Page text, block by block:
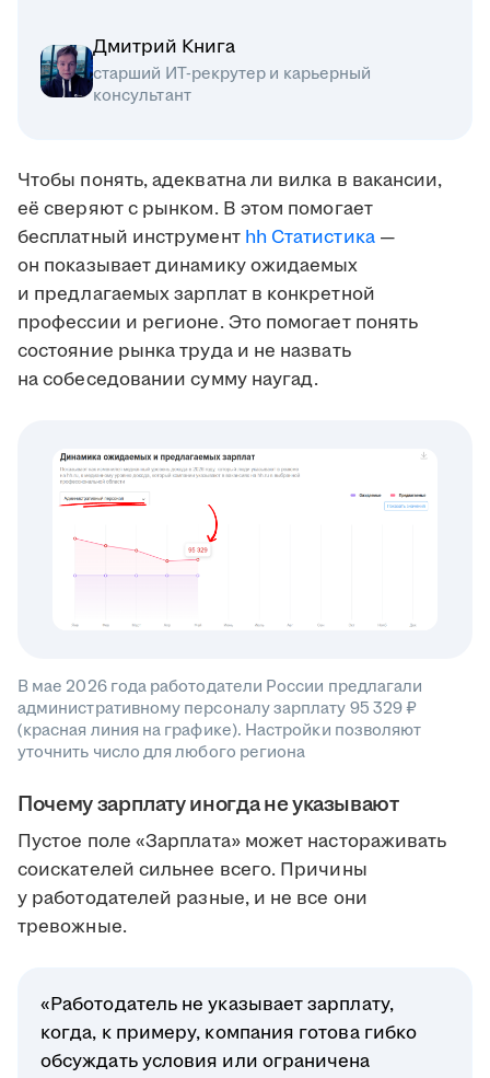
Дмитрий Книга
старший ИТ-рекрутер и карьерный
консультант
Чтобы понять, адекватна ли вилка в вакансии,
её сверяют с рынком. В этом помогает
бесплатный инструмент hh Статистика—
он показывает динамику ожидаемых
и предлагаемых зарплат в конкретной
профессии и регионе. Это помогает понять
состояние рынка труда и не назвать
на собеседовании сумму наугад.
В мае 2026 года работодатели России предлагали
административному персоналу зарплату 95 329 ₽
(красная линия на графике). Настройки позволяют
уточнить число для любого региона
Почему зарплату иногда не указывают
Пустое поле «Зарплата» может настораживать
соискателей сильнее всего. Причины
у работодателей разные, и не все они
тревожные.
«Работодатель не указывает зарплату,
когда, к примеру, компания готова гибко
обсуждать условия или ограничена